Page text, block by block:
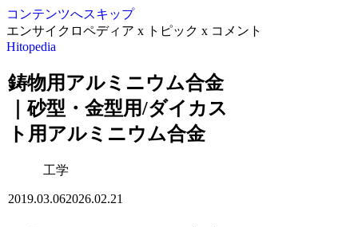
コンテンツへスキップ
エンサイクロペディア x トピック x コメント
Hitopedia
鋳物用アルミニウム合金
｜砂型・金型用/ダイカス
ト用アルミニウム合金
工学
2019.03.062026.02.21